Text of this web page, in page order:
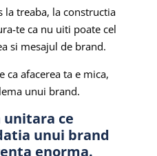
la treaba, la constructia
te ca nu uiti poate cel
si mesajul de brand.
ca afacerea ta e mica,
unui brand.
unitara ce
unui brand
enorma.